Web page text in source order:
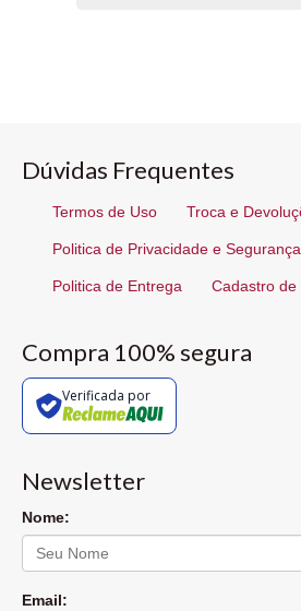
Dúvidas Frequentes
Termos de Uso Troca e
Politica de Privacidade e Segurança
Politica de Entrega Cadastro de
Compra 100% segura
Verificada por
Newsletter
Nome:
Email: